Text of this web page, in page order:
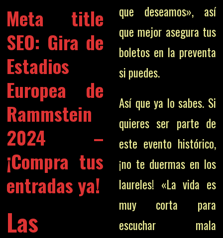
Meta title
SEO: Gira de
Estadios
Europea de
Rammstein
2024 –
¡Compra tus
entradas ya!
Las
que deseamos», así
que mejor asegura tus
boletos en la preventa
si puedes.
Así que ya lo sabes. Si
quieres ser parte de
este evento histórico,
¡no te duermas en los
laureles! «La vida es
muy corta para
escuchar mala